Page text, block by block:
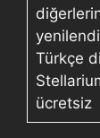
Türkçe
ücretsiz